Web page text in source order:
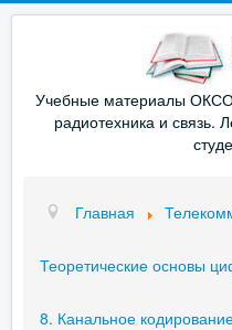
Учебные материалы ОКСО
радиотехника и связь.
Главная
Теоретические основы
8. Канальное